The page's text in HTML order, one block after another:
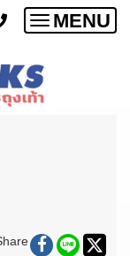
Toggle
MENU